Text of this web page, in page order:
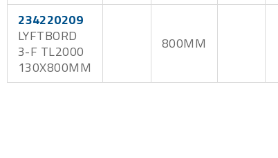
234220209
LYFTBORD
3-F TL2000
130X800MM
800MM